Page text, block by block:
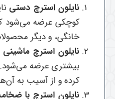
نایلون استرچ دستی
کوچکی عرضه می‌شود که
خانگی، و دیگر
نایلون استرچ ماشینی
بیشتری عرضه می‌شود.
کرده و از آسیب به
نایلون استرچ با